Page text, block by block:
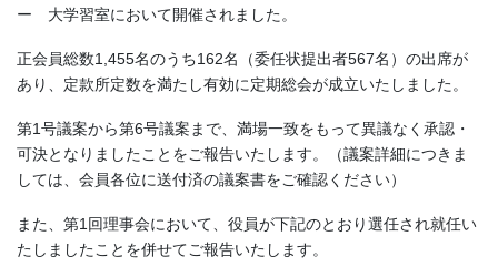
ー 大学習室において開催されました。
正会員総数1,455名のうち162名（委任状提出者567名）の出席が
あり、定款所定数を満たし有効に定期総会が成立いたしました。
第1号議案から第6号議案まで、満場一致をもって異議なく承認・
可決となりましたことをご報告いたします。（議案詳細につきま
しては、会員各位に送付済の議案書をご確認ください）
また、第1回理事会において、役員が下記のとおり選任され就任い
たしましたことを併せてご報告いたします。